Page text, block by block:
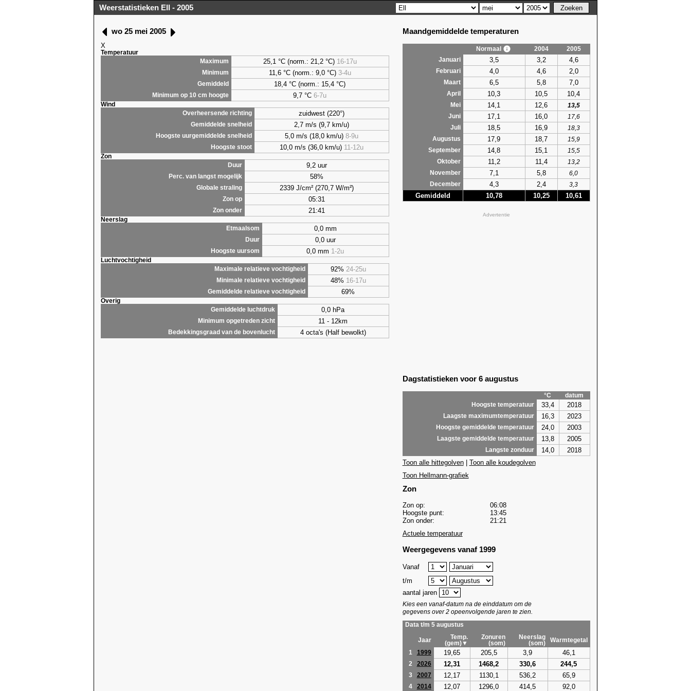
Weerstatistieken Ell - 2005
wo 25 mei 2005
X
Temperatuur
Maximum
25,1 °C (norm.: 21,2 °C) 16-17u
Minimum 11,6 °C (norm.: 9,0 °C) 3-4u
Gemiddeld 18,4 °C (norm.: 15,4 °C)
Minimum op 10 cm hoogte 9,7 °C6-7u
Wind
Overheersende richting
zuidwest (220°)
Gemiddelde snelheid 2,7 m/s (9,7 km/u)
Hoogste uurgemiddelde snelheid 5,0 m/s (18,0 km/u) 8-9u
Hoogste stoot 10,0 m/s (36,0 km/u) 11-12u
Zon
Duur
9,2 uur
Perc. van langst mogelijk 58%
Globale straling 2339 J/cm² (270,7 W/m²)
Zon op 05:31
Zon onder 21:41
Neerslag
Etmaalsom
0,0 mm
Duur 0,0 uur
Hoogste uursom 0,0 mm 1-2u
Luchtvochtigheid
Maximale relatieve vochtigheid
92% 24-25u
Minimale relatieve vochtigheid 48% 16-17u
Gemiddelde relatieve vochtigheid 69%
Overig
Gemiddelde luchtdruk
0,0 hPa
Minimum opgetreden zicht 11 - 12km
Bedekkingsgraad van de bovenlucht 4 octa's (Half bewolkt)
Maandgemiddelde temperaturen
Normaal 2004
2005
Januari
3,5 3,2 4,6
Februari 4,0 4,6 2,0
Maart 6,5 5,8 7,0
April 10,3 10,5 10,4
Mei 14,1 12,6
13,5
Juni
17,1 16,0
17,6
Juli
18,5 16,9
18,3
Augustus
17,9 18,7
15,9
September
14,8 15,1
15,5
Oktober
11,2 11,4
13,2
November
7,1 5,8
6,0
December
4,3 2,4 3,3
Gemiddeld 10,78 10,25 10,61
Advertentie
Dagstatistieken voor 6 augustus
°C
datum
Hoogste temperatuur
33,4 2018
Laagste maximumtemperatuur 16,3 2023
Hoogste gemiddelde temperatuur 24,0 2003
Laagste gemiddelde temperatuur 13,8 2005
Langste zonduur 14,0
2018
Toon alle hittegolven| Toon alle koudegolven
Toon Hellmann-grafiek
Zon
Zon op:
06:08
Hoogste punt:
13:45
Zon onder:
21:21
Actuele temperatuur
Weergegevens vanaf 1999
Vanaf
t/m
aantal jaren
Kies een vanaf-datum na de einddatum om de
gegevens over 2 opeenvolgende jaren te zien.
Data t/m 5 augustus
Jaar
Temp.
(gem)▼
Zonuren
(som)
Neerslag
(som)
Warmtegetal
1
1999 19,65 205,5 3,9 46,1
2 2026 12,31 1468,2 330,6 244,5
3 2007 12,17 1130,1 536,2 65,9
4 2014 12,07 1296,0 414,5 92,0